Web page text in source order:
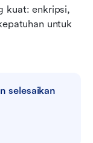
kuat: enkripsi,
untuk
selesaikan